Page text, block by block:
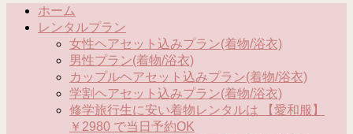
ホーム
レンタルプラン
女性ヘアセット込みプラン(着物/浴衣)
男性プラン(着物/浴衣)
カップルヘアセット込みプラン(着物/浴衣)
学割ヘアセット込みプラン(着物/浴衣)
修学旅行生に安い着物レンタルは 【愛和服】
￥2980 で当日予約OK